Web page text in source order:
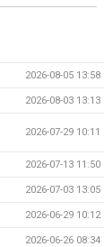
2026-08-05 13:58
2026-08-03 13:13
2026-07-29 10:11
2026-07-13 11:50
2026-07-03 13:05
2026-06-29 10:12
2026-06-26 08:34